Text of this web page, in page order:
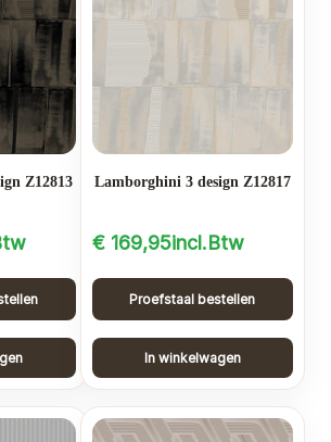
Z12813 Lamborghini 3 design Z12817
€169,95incl.Btw
Proefstaal bestellen
In winkelwagen